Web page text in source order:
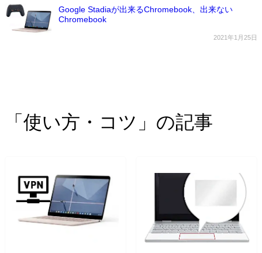
Google Stadiaが出来るChromebook、出来ない
Chromebook
2021年1月25日
「使い方・コツ」の記事